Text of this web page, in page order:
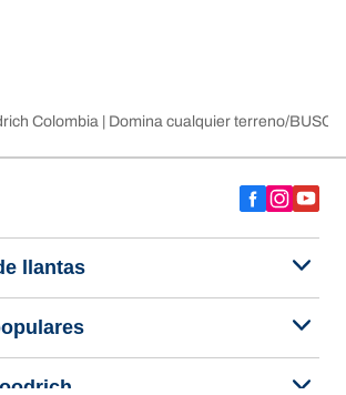
Colombia | Domina cualquier terreno
llantas